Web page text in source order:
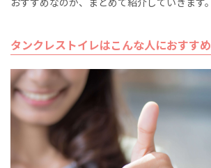
おすすめなのか、まとめて紹介していきます。
タンクレストイレはこんな人におすすめ